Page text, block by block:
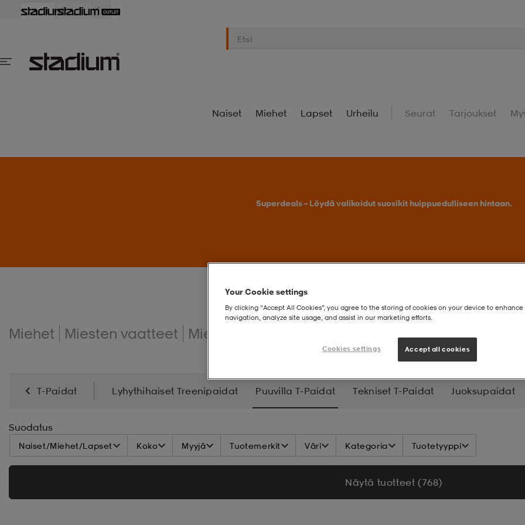
Naiset Miehet Lapset Urheilu Seurat Tarjoukset
Superdeals – Löydä valikoidut suosikit huippuedulliseen hintaan.
Miehet Miesten vaatteet Miesten t-paidat Puuvilla t-paidat
T-Paidat Lyhythihaiset Treenipaidat Puuvilla T-Paidat Tekniset T-Paidat Juoksupaidat
Suodatus
Naiset/Miehet/Lapset Koko Myyjä Tuotemerkit Väri Kategoria Tuotetyyppi
Näytä tuotteet (768)
Your Cookie settings
By clicking “Accept All Cookies”, you agree to the storing of cookies on your device to enhance
navigation, analyze site usage, and assist in our marketing efforts.
Cookies settings Accept all cookies